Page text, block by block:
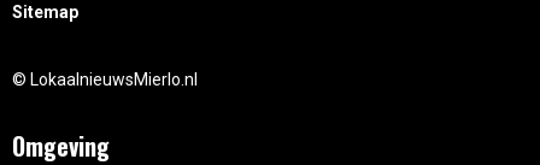
Sitemap
© LokaalnieuwsMierlo.nl
Omgeving